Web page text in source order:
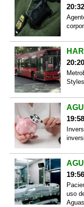
20:32
20:20
19:58
19:56
uso